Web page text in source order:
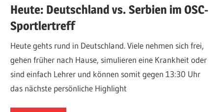
Heute: Deutschland vs. Serbien im OSC-
Sportlertreff
Heute gehts rund in Deutschland. Viele nehmen sich frei,
gehen früher nach Hause, simulieren eine Krankheit oder
sind einfach Lehrer und können somit gegen 13:30 Uhr
das nächste persönliche Highlight